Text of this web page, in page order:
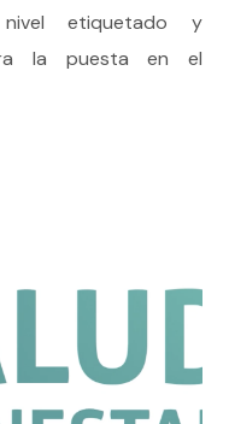
etiquetado y
la puesta en el